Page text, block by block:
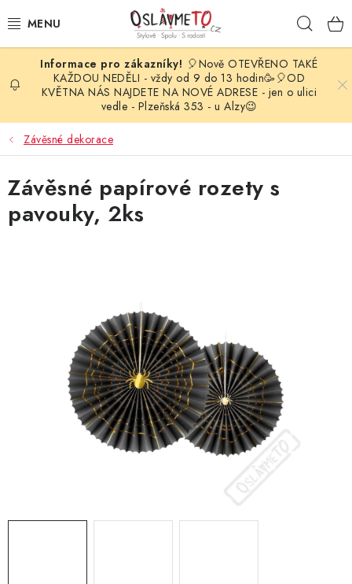
na
OSLAVA NAROZENIN
STYLOVÁ PARTY
DEKORACE A VÝZDOBA
BALÓNKY
KARNEVALOVÉ KOSTÝMY
SVATEBNÍ DOPLŇKY
BARVY NA OBLIČEJ A VLASY
BLAHOPŘÁNÍ
BUBLIFUKY
🎈Nově OTEVŘENO TAKÉ
KAŽDOU NEDĚLI - vždy od 9 do 13 hodin🥳🎈OD
KVĚTNA NÁS NAJDETE NA NOVÉ ADRESE - jen o ulici
vedle - Plzeňská 353 - u Alzy😉
Závěsné dekorace
Závěsné papírové rozety s
pavouky, 2ks